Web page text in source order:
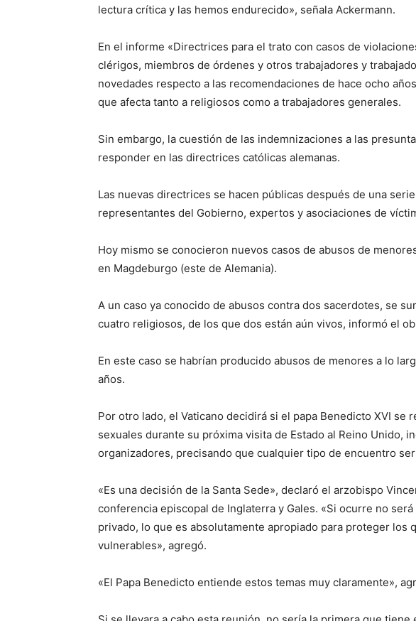
lectura crítica y las hemos endurecido», señala Ackermann.
En el informe «Directrices para el trato con casos de
clérigos, miembros de órdenes y otros trabajadores y
novedades respecto a las recomendaciones de hace ocho
que afecta tanto a religiosos como a trabajadores generales.
Sin embargo, la cuestión de las indemnizaciones a las
responder en las directrices católicas alemanas.
Las nuevas directrices se hacen públicas después de una
representantes del Gobierno, expertos y asociaciones de
Hoy mismo se conocieron nuevos casos de abusos de
en Magdeburgo (este de Alemania).
A un caso ya conocido de abusos contra dos sacerdotes, se
cuatro religiosos, de los que dos están aún vivos, informó el
En este caso se habrían producido abusos de menores a lo
años.
Por otro lado, el Vaticano decidirá si el papa Benedicto XVI se
sexuales durante su próxima visita de Estado al Reino Unido,
organizadores, precisando que cualquier tipo de encuentro
«Es una decisión de la Santa Sede», declaró el arzobispo
conferencia episcopal de Inglaterra y Gales. «Si ocurre no
privado, lo que es absolutamente apropiado para proteger los
vulnerables», agregó.
«El Papa Benedicto entiende estos temas muy claramente»,